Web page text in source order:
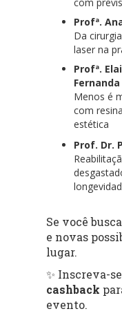
Profª.
Da
laser na
Profª.
Menos é
com
estética
Prof. Dr.
Se você
e novas
lugar.
✨ Inscreva-
cashback
evento.